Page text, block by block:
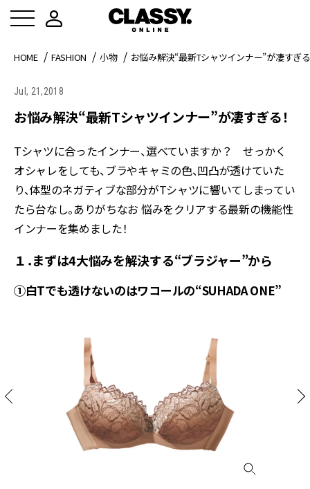
HOME FASHION 小物 お悩み解決“最新Tシャツインナー”が凄すぎ
Jul, 21,2018
お悩み解決“最新Tシャツインナー”が凄すぎる！
Tシャツに合ったインナー、選べていますか？ せっかく
オシャレをしても、ブラやキャミの色、凹凸が透けていた
り、体型のネガティブな部分がTシャツに響いてしまってい
たら台なし。ありがちなお 悩みをクリアする最新の機能性
インナーを集めました！
１．まずは4大悩みを解決する“ブラジャー”から
①白Tでも透けないのはワコールの“SUHADA ONE”